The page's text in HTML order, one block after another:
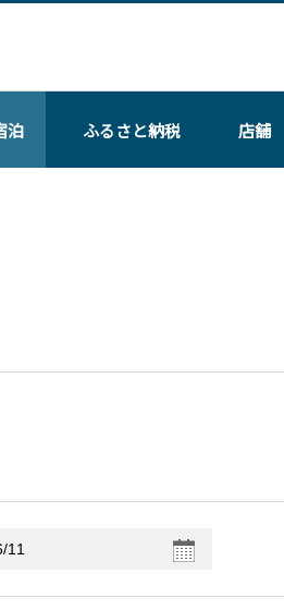
泊 ふるさと納税 店舗